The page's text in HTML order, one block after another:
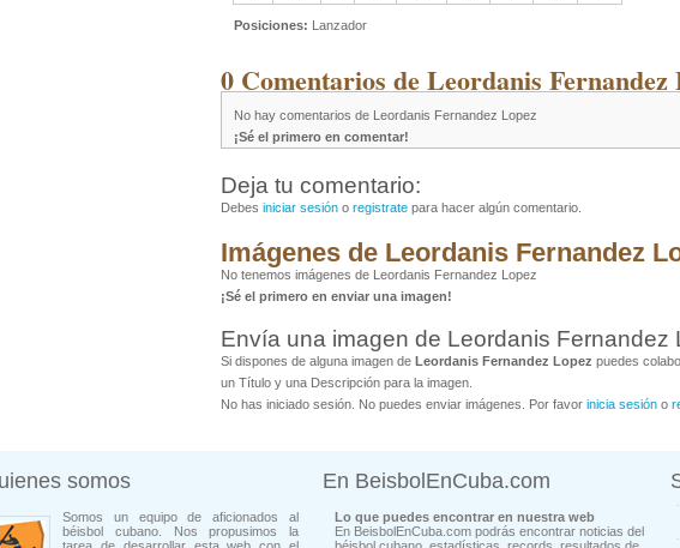
Posiciones: Lanzador
0 Comentarios de Leordanis Fernandez
No hay comentarios de Leordanis Fernandez Lopez
¡Sé el primero en comentar!
Deja tu comentario:
Debes iniciar sesión o registrate para hacer algún comentario.
Imágenes de Leordanis Fernandez
No tenemos imágenes de Leordanis Fernandez Lopez
¡Sé el primero en enviar una imagen!
Envía una imagen de Leordanis Fernandez
Si dispones de alguna imagen de Leordanis Fernandez Lopez puedes
un Título y una Descripción para la imagen.
No has iniciado sesión. No puedes enviar imágenes. Por favor inicia sesión o
somos
Somos un equipo de aficionados al
béisbol cubano. Nos propusimos la
En BeisbolEnCuba.com
Lo que puedes encontrar en nuestra web
En BeisbolEnCuba.com podrás encontrar noticias del